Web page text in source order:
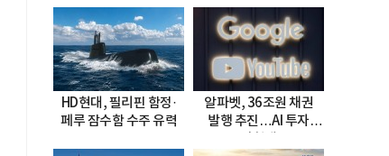
HD현대, 필리핀 함정·
페루 잠수함 수주 유력
알파벳, 36조원 채권
발행 추진…AI 투자